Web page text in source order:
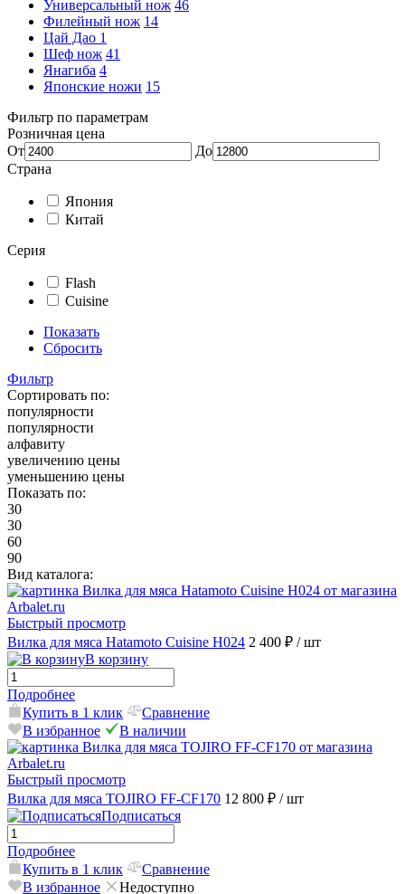
Универсальный нож 46
Филейный нож 14
Цай Дао 1
Шеф нож 41
Янагиба 4
Японские ножи 15
Фильтр по параметрам
Розничная цена
От
До
Страна
Япония
Китай
Серия
Flash
Cuisine
Показать
Сбросить
Фильтр
Сортировать по:
популярности
популярности
алфавиту
увеличению цены
уменьшению цены
Показать по:
30
30
60
90
Вид каталога:
Быстрый просмотр
Вилка для мяса Hatamoto Cuisine H024 2 400 ₽ / шт
В корзину
Подробнее
Купить в 1 клик
Сравнение
В избранное
В наличии
Быстрый просмотр
Вилка для мяса TOJIRO FF-CF170 12 800 ₽ / шт
Подписаться
Подробнее
Купить в 1 клик
Сравнение
В избранное
Недоступно